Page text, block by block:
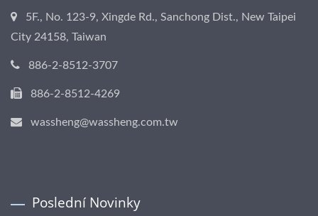
5F., No. 123-9, Xingde Rd., Sanchong Dist., New Taipei
City 24158, Taiwan
886-2-8512-3707
886-2-8512-4269
wassheng@wassheng.com.tw
Poslední Novinky